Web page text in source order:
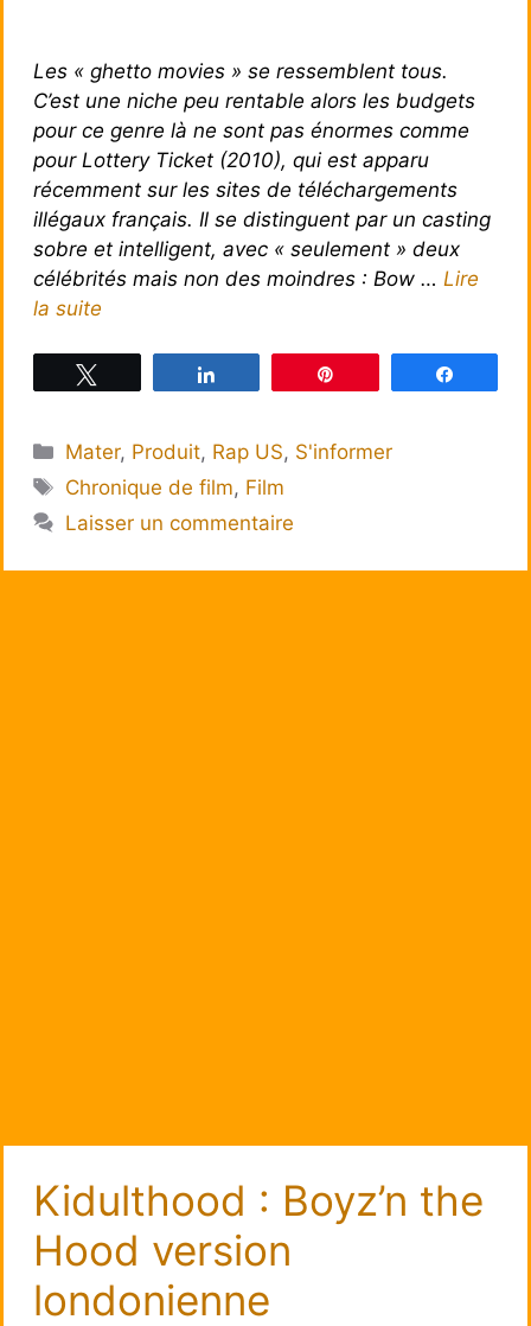
Les « ghetto movies » se ressemblent tous.
C’est une niche peu rentable alors les budgets
pour ce genre là ne sont pas énormes comme
pour Lottery Ticket (2010), qui est apparu
récemment sur les sites de téléchargements
illégaux français. Il se distinguent par un casting
sobre et intelligent, avec « seulement » deux
célébrités mais non des moindres : Bow … Lire
la suite
Catégories
Mater, Produit, Rap US, S'informer
Étiquettes
Chronique de film, Film
Laisser un commentaire
Kidulthood : Boyz’n the
Hood version
londonienne